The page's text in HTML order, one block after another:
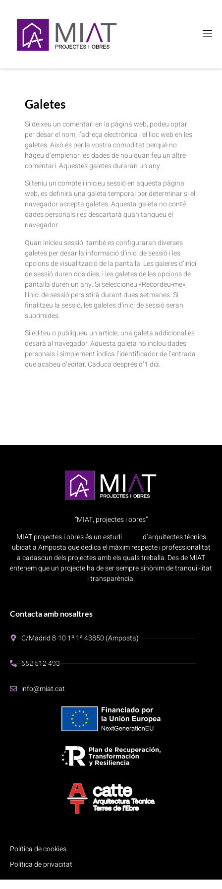
Galetes
Si deixeu un comentari en la pàgina web, podeu optar
per desar el nom, l’adreça electrònica i el lloc web en les
galetes. Això és per la vostra comoditat perquè no
hàgeu d’emplenar les dades de nou quan feu un altre
comentari. Aquestes galetes duraran un any.
Si teniu un compte i inicieu sessió en aquesta pàgina
web, es definirà una galeta temporal per determinar si el
navegador accepta galetes. Aquesta galeta no conté
dades personals i es descartarà quan tanqueu el
navegador.
Quan inicieu sessió, també es configuraran diverses
galetes per desar la informació d’inici de sessió i les
opcions de visualització de la pantalla. Les galeres d’inici
de sessió duren dos dies, i les galetes de les opcions de
pantalla duren un any. Si seleccioneu «Recordeu-me»,
l’inici de sessió persistirà durant dues setmanes. Si
finalitzeu la sessió, les galetes d’inici de sessió seran
suprimides.
Si editeu o publiqueu un article, una galeta addicional es
desarà al navegador. Aquesta galeta no inclou dades
personals i simplement indica l’identificador de l’entrada
que acabeu d’editar. Caduca després d’1 dia.
“MIAT, projectes i obres”
MIAT projectes i obres és un estudi d’arquitectes tècnics
ubicat a Amposta que dedica el màxim respecte i professionalitat
a cadascun dels projectes amb els quals treballa. Des de MIAT
entenem que un projecte ha de ser sempre sinònim de tranquil·litat
i transparència.
Contacta amb nosaltres
C/Madrid 8-10 1º 1ª 43850 (Amposta)
652 512 493
info@miat.cat
Política de cookies
Política de privacitat